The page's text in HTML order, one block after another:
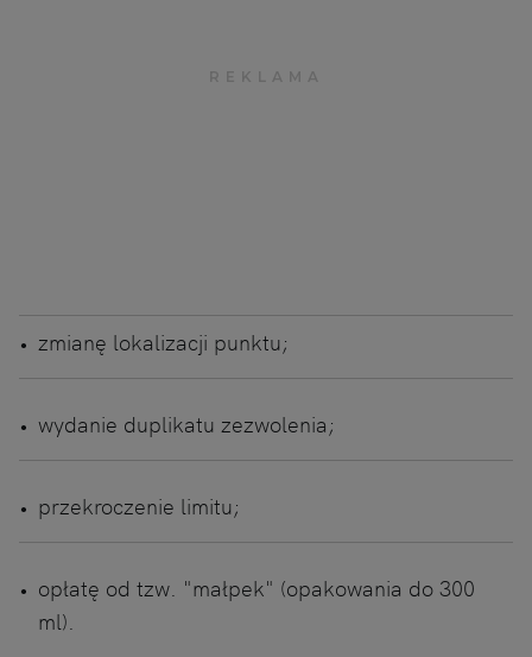
zmianę lokalizacji punktu;
wydanie duplikatu zezwolenia;
przekroczenie limitu;
opłatę od tzw. "małpek" (opakowania do 300
ml).